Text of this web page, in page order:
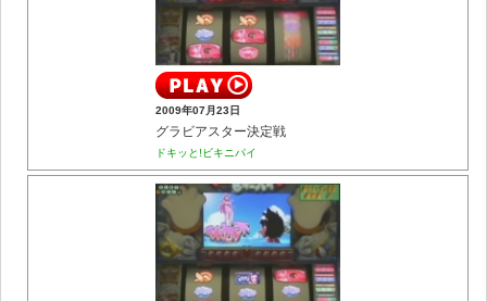
2009年07月23日
グラビアスター決定戦
ドキッと!ビキニパイ